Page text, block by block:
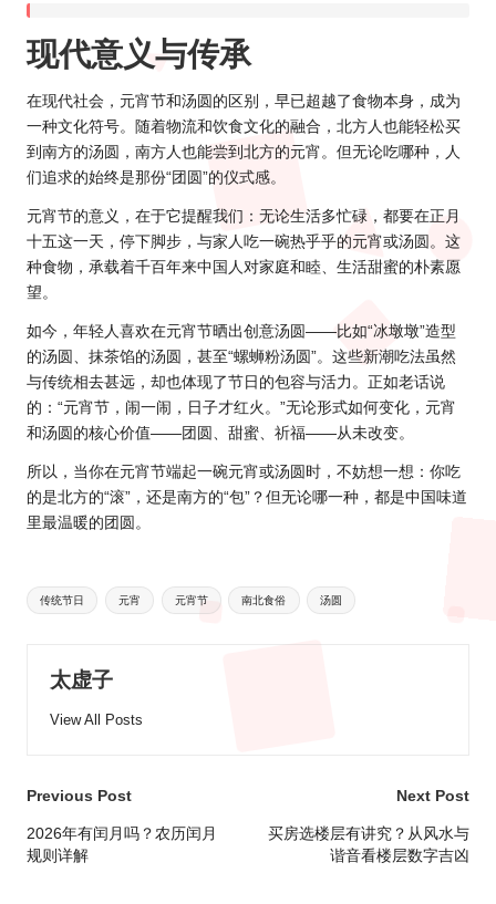
现代意义与传承
在现代社会，元宵节和汤圆的区别，早已超越了食物本身，成为
一种文化符号。随着物流和饮食文化的融合，北方人也能轻松买
到南方的汤圆，南方人也能尝到北方的元宵。但无论吃哪种，人
们追求的始终是那份“团圆”的仪式感。
元宵节的意义，在于它提醒我们：无论生活多忙碌，都要在正月
十五这一天，停下脚步，与家人吃一碗热乎乎的元宵或汤圆。这
种食物，承载着千百年来中国人对家庭和睦、生活甜蜜的朴素愿
望。
如今，年轻人喜欢在元宵节晒出创意汤圆——比如“冰墩墩”造型
的汤圆、抹茶馅的汤圆，甚至“螺蛳粉汤圆”。这些新潮吃法虽然
与传统相去甚远，却也体现了节日的包容与活力。正如老话说
的：“元宵节，闹一闹，日子才红火。”无论形式如何变化，元宵
和汤圆的核心价值——团圆、甜蜜、祈福——从未改变。
所以，当你在元宵节端起一碗元宵或汤圆时，不妨想一想：你吃
的是北方的“滚”，还是南方的“包”？但无论哪一种，都是中国味道
里最温暖的团圆。
Tags:
传统节日 元宵 元宵节 南北食俗 汤圆
太虚子
View All Posts
Post
navigation
Previous Post
2026年有闰月吗？农历闰月
规则详解
Next Post
买房选楼层有讲究？从风水与
谐音看楼层数字吉凶